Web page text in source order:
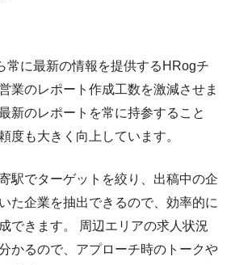
常に最新の情報を提供するHRogチ
業のレポート作成工数を激減させま
新のレポートを常に持参すること
度も大きく向上しています。
駅でターゲットを絞り、出稿中の企
た企業を抽出できるので、効率的に
できます。 周辺エリアの求人状況
かるので、アプローチ時のトークや